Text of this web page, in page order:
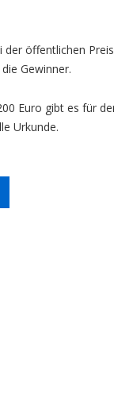
öffentlichen
Gewinner.
Euro gibt es für
Urkunde.